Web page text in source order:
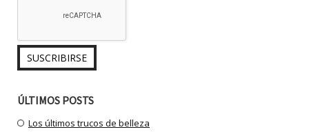
ÚLTIMOS POSTS
Los últimos trucos de belleza